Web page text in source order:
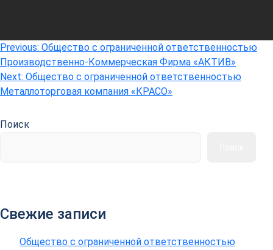
Навигация
по
записям
Previous: Общество с ограниченной ответственностью
Производственно-Коммерческая Фирма «АКТИВ»
Next: Общество с ограниченной ответственностью
Металлоторговая компания «КРАСО»
Поиск
Свежие записи
Общество с ограниченной ответственностью